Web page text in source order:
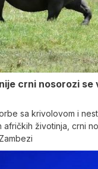
crni nosorozi se
sa krivolovom i
afričkih životinja, crni